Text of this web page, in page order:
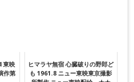
東映
作第
ヒマラヤ無宿 心臓破りの野郎ど
も 1961.8 ニュー東映東京撮影